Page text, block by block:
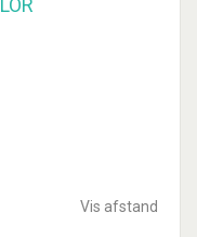
Vis afstand